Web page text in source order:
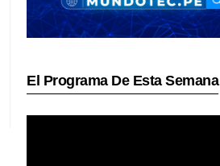
El Programa De Esta Semana